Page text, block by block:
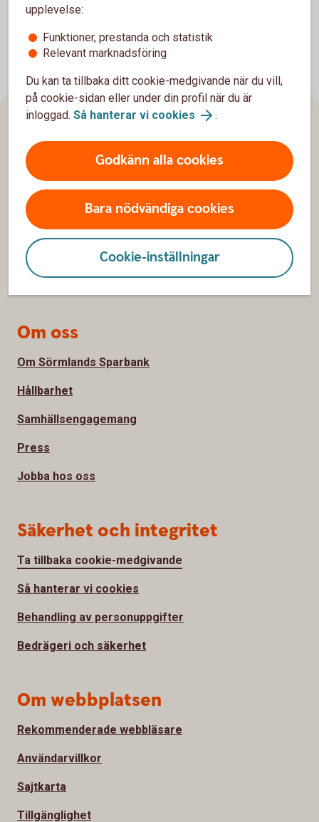
upplevelse:
Funktioner, prestanda och statistik
Relevant marknadsföring
Du kan ta tillbaka ditt cookie-medgivande när du vill,
på cookie-sidan eller under din profil när du är
inloggad. Så hanterar vi cookies .
Godkänn alla cookies
Bara nödvändiga cookies
Cookie-inställningar
Hitta snabbt
Kundservice
Spärrhjälp
Hitta bankkontor
Bli kund
Priser, räntor och kurser
Om oss
Om Sörmlands Sparbank
Hållbarhet
Samhällsengagemang
Press
Jobba hos oss
Säkerhet och integritet
Ta tillbaka cookie-medgivande
Så hanterar vi cookies
Behandling av personuppgifter
Bedrägeri och säkerhet
Om webbplatsen
Rekommenderade webbläsare
Användarvillkor
Sajtkarta
Tillgänglighet